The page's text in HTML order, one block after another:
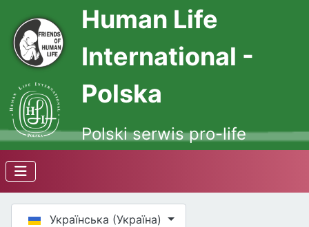
Human Life
International -
Polska
Polski serwis pro-life
Оберіть свою мову
Українська (Україна)